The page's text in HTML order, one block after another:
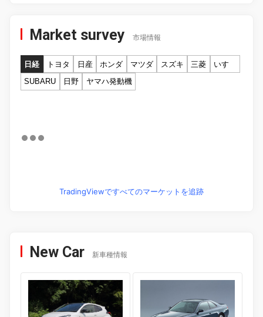
Market survey 市場情報
日経 トヨタ 日産 ホンダ マツダ スズキ 三菱
いすゞ
SUBARU
日野 ヤマハ発動機
TradingViewですべてのマーケットを追跡
New Car 新車種情報